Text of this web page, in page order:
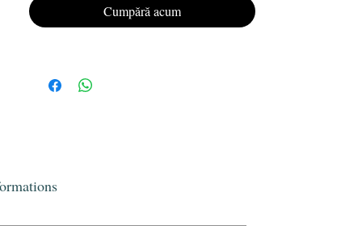
Oferă unghiilor tale un aspect impecabil, de
lungă durată cu lacul semipermanent
Cumpără acum